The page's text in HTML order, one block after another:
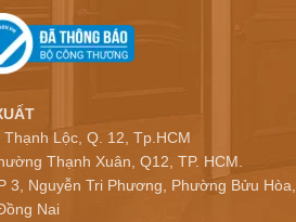
Lộc, Q. 12, Tp.HCM
Thạnh Xuân, Q12, TP. HCM.
3, Nguyễn Tri Phương, Phường Bửu Hòa,
Nai